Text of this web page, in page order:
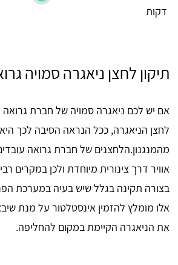
דקות
תיקון לחצן ניאגרה סמויה
אם יש לכם ניאגרה סמויה של חברת גרואה
לחצן הניאגרה, ככל הנראה הסיבה לכך היא
מהמנגנון.הלחצנים של חברת גרואה
אוויר דרך צינורית מיוחדת ולכן במקרים
בצורה תקינה בגלל שיש בעיה במערכת
אלו מומלץ להזמין אינסטלטור על מנת
את הניאגרה הקיימת במקום להחליפה.